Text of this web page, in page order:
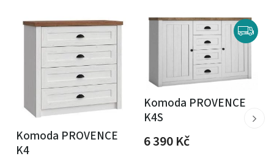
Komoda PROVENCE
K4
Komoda PROVENCE
K4S
6 390Kč